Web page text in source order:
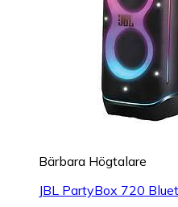
Bärbara Högtalare
JBL PartyBox 720